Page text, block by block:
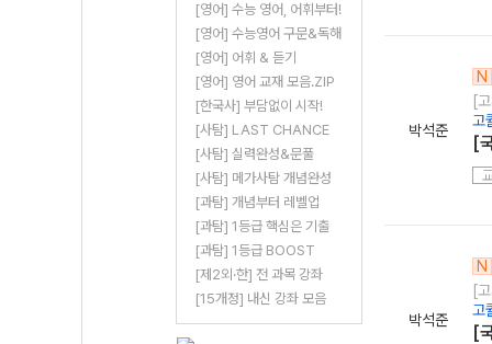
[영어] 수능 영어, 어휘부터!
[영어] 수능영어 구문&독해
[영어] 어휘 & 듣기
[영어] 영어 교재 모음.ZIP
[한국사] 부담없이 시작!
[사탐] LAST CHANCE
[사탐] 실력완성&문풀
[사탐] 메가사탐 개념완성
[과탐] 개념부터 레벨업
[과탐] 1등급 핵심은 기출
[과탐] 1등급 BOOST
[제2외·한] 전 과목 강좌
[15개정] 내신 강좌 모음
박석준
N
[
고
[
박석준
N
[
고
[